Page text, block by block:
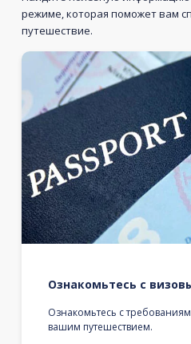
режиме, которая поможет вам
путешествие.
Ознакомьтесь с
Ознакомьтесь с
вашим путешествием.